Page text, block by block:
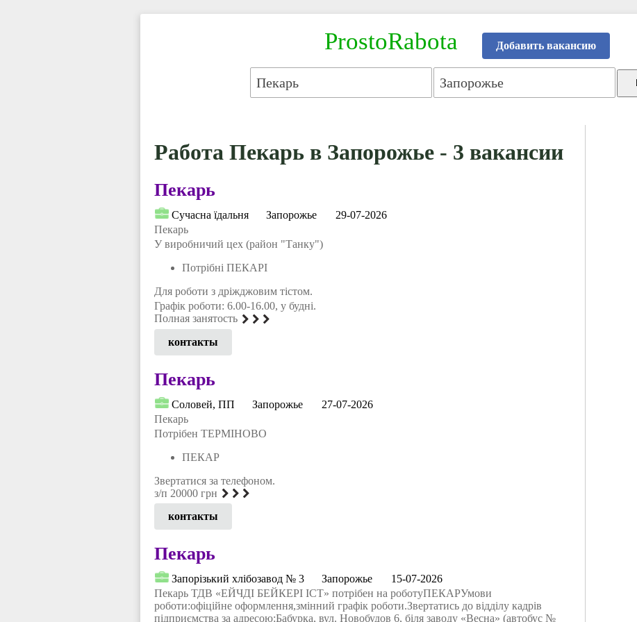
ProstoRabota Добавить вакансию
Работа Пекарь в Запорожье - 3 вакансии
Пекарь
Сучасна їдальня Запорожье
29-07-2026
Пекарь
У виробничий цех (район "Танку")
Потрібні ПЕКАРІ
Для роботи з дріжджовим тістом.
Графік роботи: 6.00-16.00, у будні.
Полная занятость
контакты
Пекарь
Соловей, ПП Запорожье
27-07-2026
Пекарь
Потрібен ТЕРМІНОВО
ПЕКАР
Звертатися за телефоном.
з/п 20000 грн
контакты
Пекарь
Запорізький хлібозавод № 3 Запорожье
15-07-2026
Пекарь ТДВ «ЕЙЧДІ БЕЙКЕРІ ІСТ» потрібен на роботуПЕКАРУмови
роботи:офіційне оформлення,змінний графік роботи.Звертатись до відділу кадрів
підприємства за адресою:Бабурка, вул. Новобудов 6, біля заводу «Весна» (автобус №